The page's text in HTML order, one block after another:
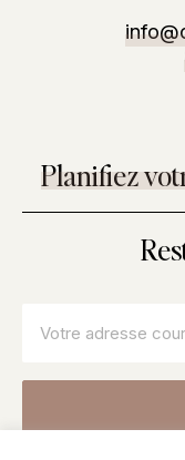
Planifiez